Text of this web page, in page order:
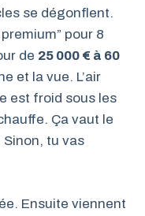
se dégonflent.
pour 8
de 25 000 € à 60
et la vue. L’air
est froid sous les
Ça vaut le
tu vas
Ensuite viennent